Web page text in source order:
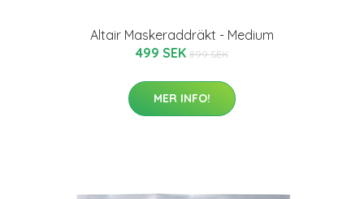
Altair Maskeraddräkt - Medium
499 SEK 899 SEK
MER INFO!